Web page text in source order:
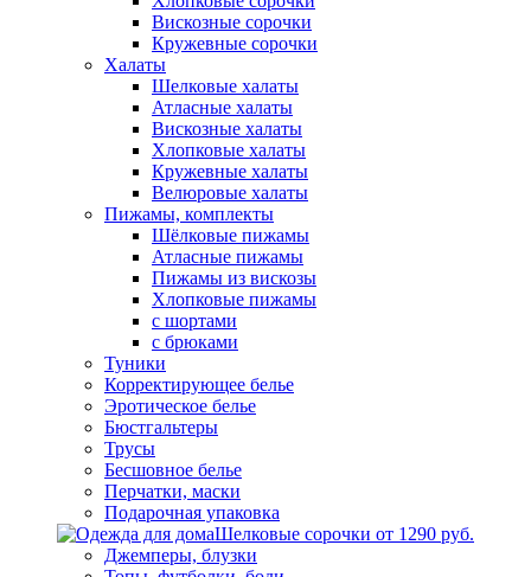
Вискозные сорочки
Кружевные сорочки
Халаты
Шелковые халаты
Атласные халаты
Вискозные халаты
Хлопковые халаты
Кружевные халаты
Велюровые халаты
Пижамы, комплекты
Шёлковые пижамы
Атласные пижамы
Пижамы из вискозы
Хлопковые пижамы
с шортами
с брюками
Туники
Корректирующее белье
Эротическое белье
Бюстгальтеры
Трусы
Бесшовное белье
Перчатки, маски
Подарочная упаковка
Шелковые сорочки от 1290 руб.
Джемперы, блузки